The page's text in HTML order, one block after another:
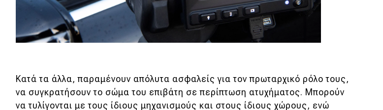
Τεχνολογία
Mobility
Classic
Κατά τα άλλα, παραμένουν απόλυτα ασφαλείς για τον πρωταρχικό ρόλο τους,
να συγκρατήσουν το σώμα του επιβάτη σε περίπτωση ατυχήματος. Μπορούν
να τυλίγονται με τους ίδιους μηχανισμούς και στους ίδιους χώρους, ενώ